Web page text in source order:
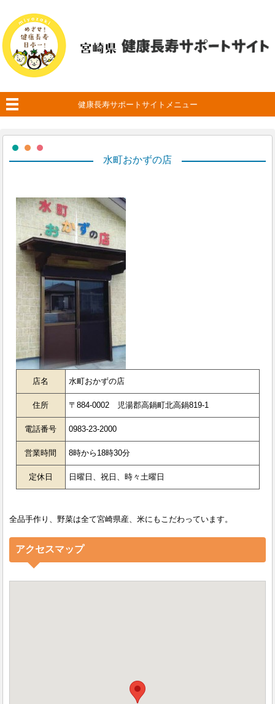
健康長寿サポートサイトメニュー
水町おかずの店
店名 水町おかずの店
住所 〒884-0002 児湯郡高鍋町北高鍋819-1
電話番号 0983-23-2000
営業時間 8時から18時30分
定休日 日曜日、祝日、時々土曜日
全品手作り、野菜は全て宮崎県産、米にもこだわっています。
アクセスマップ